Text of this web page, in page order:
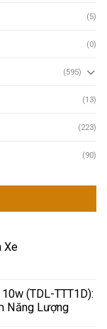
(5)
(0)
(595)
(13)
(223)
(90)
Xe
(TDL-TTT1D):
Năng Lượng